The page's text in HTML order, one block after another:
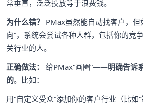
常垂直，泛泛投放等于浪费钱。
为什么错？ PMax虽然能自动找客户，但
向”，系统会尝试各种人群，包括你的竞
关行业的人。
正确做法：
给PMax“画圈”——明确告诉
的。比如：
用“自定义受众”添加你的客户行业（比如“